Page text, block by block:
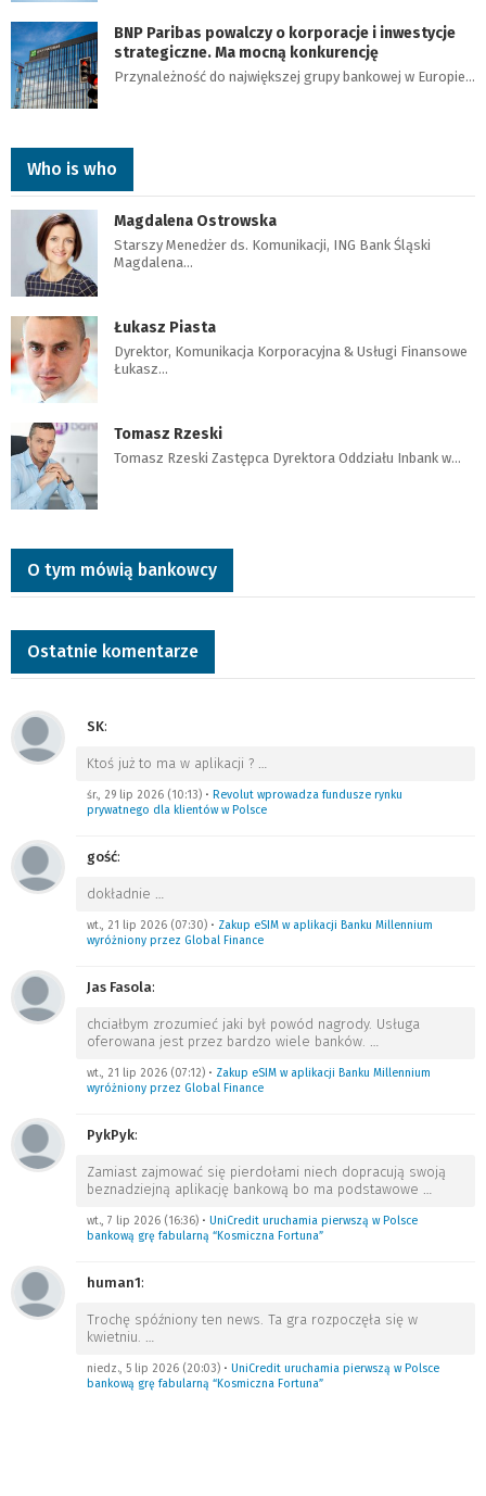
BNP Paribas powalczy o korporacje i inwestycje
strategiczne. Ma mocną konkurencję
Przynależność do największej grupy bankowej w Europie…
Who is who
Magdalena Ostrowska
Starszy Menedżer ds. Komunikacji, ING Bank Śląski
Magdalena…
Łukasz Piasta
Dyrektor, Komunikacja Korporacyjna & Usługi Finansowe
Łukasz…
Tomasz Rzeski
Tomasz Rzeski Zastępca Dyrektora Oddziału Inbank w…
O tym mówią bankowcy
Ostatnie komentarze
SK:
Ktoś już to ma w aplikacji ? …
śr., 29 lip 2026 (10:13) • Revolut wprowadza fundusze rynku
prywatnego dla klientów w Polsce
gość:
dokładnie …
wt., 21 lip 2026 (07:30) • Zakup eSIM w aplikacji Banku Millennium
wyróżniony przez Global Finance
Jas Fasola:
chciałbym zrozumieć jaki był powód nagrody. Usługa
oferowana jest przez bardzo wiele banków. …
wt., 21 lip 2026 (07:12) • Zakup eSIM w aplikacji Banku Millennium
wyróżniony przez Global Finance
PykPyk:
Zamiast zajmować się pierdołami niech dopracują swoją
beznadziejną aplikację bankową bo ma podstawowe …
wt., 7 lip 2026 (16:36) • UniCredit uruchamia pierwszą w Polsce
bankową grę fabularną “Kosmiczna Fortuna”
human1:
Trochę spóźniony ten news. Ta gra rozpoczęła się w
kwietniu. …
niedz., 5 lip 2026 (20:03) • UniCredit uruchamia pierwszą w Polsce
bankową grę fabularną “Kosmiczna Fortuna”